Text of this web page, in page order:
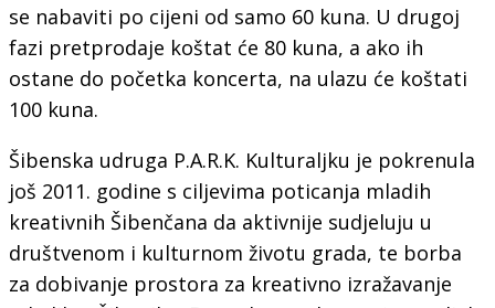
se nabaviti po cijeni od samo 60 kuna. U drugoj
fazi pretprodaje koštat će 80 kuna, a ako ih
ostane do početka koncerta, na ulazu će koštati
100 kuna.
Šibenska udruga P.A.R.K. Kulturaljku je pokrenula
još 2011. godine s ciljevima poticanja mladih
kreativnih Šibenčana da aktivnije sudjeluju u
društvenom i kulturnom životu grada, te borba
za dobivanje prostora za kreativno izražavanje